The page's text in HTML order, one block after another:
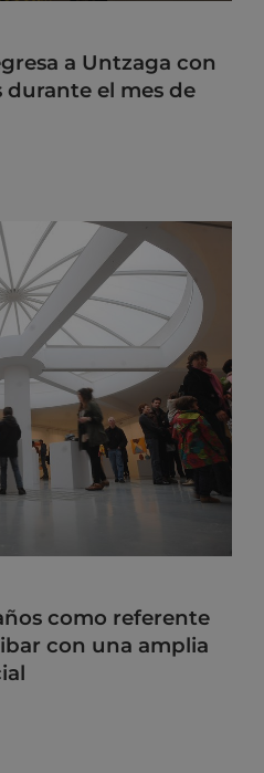
a Untzaga con
el mes de
como referente
con una amplia